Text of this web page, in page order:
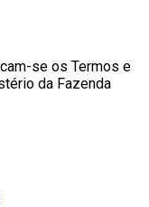
se os Termos e
da Fazenda